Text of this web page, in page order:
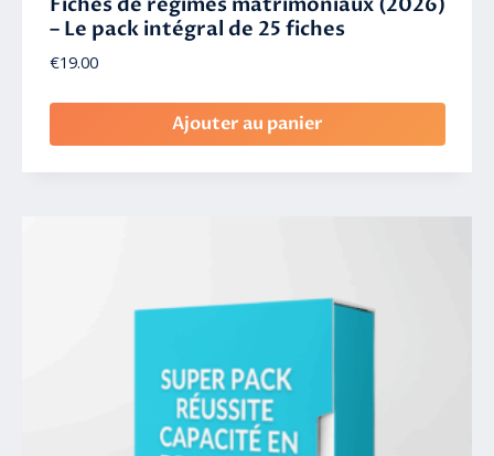
– Le pack intégral de 25 fiches
€19.00
Ajouter au panier